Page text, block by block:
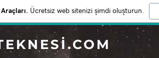
Ücretsiz web sitenizi şimdi oluşturun.